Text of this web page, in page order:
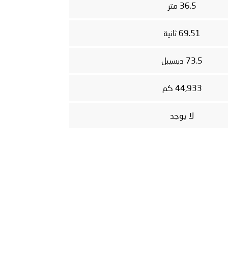
36.5 متر
69.51 ثانية
73.5 ديسيبل
44,933 كم
لا يوجد